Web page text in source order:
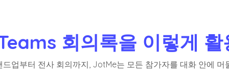
회의록을 이렇게 활
드업부터 전사 회의까지, JotMe는 모든 참가자를 대화 안에 머